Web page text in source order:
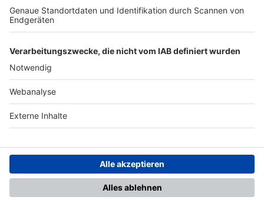
Nutzungsbedingungen Datenschutz Impressum